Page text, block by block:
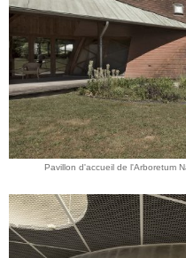
Pavillon d'accueil de l'Arboretum